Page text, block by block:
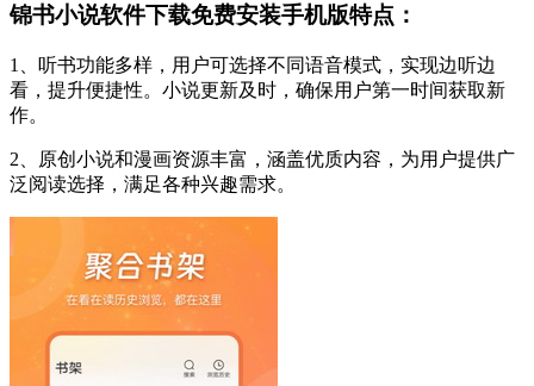
锦书小说软件下载免费安装手机版特点：
1、听书功能多样，用户可选择不同语音模式，实现边听边
看，提升便捷性。小说更新及时，确保用户第一时间获取新
作。
2、原创小说和漫画资源丰富，涵盖优质内容，为用户提供广
泛阅读选择，满足各种兴趣需求。